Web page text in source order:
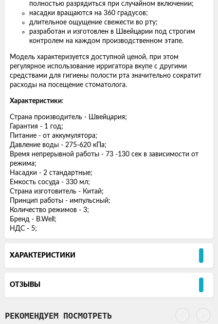
полностью разрядиться при случайном включении;
насадки вращаются на 360 градусов;
длительное ощущение свежести во рту;
разработан и изготовлен в Швейцарии под строгим
контролем на каждом производственном этапе.
Модель характеризуется доступной ценой, при этом
регулярное использование ирригатора вкупе с другими
средствами для гигиены полости рта значительно сократит
расходы на посещение стоматолога.
Характеристики:
Страна производитель - Швейцария;
Гарантия - 1 год;
Питание - от аккумулятора;
Давление воды - 275-620 кПа;
Время непрерывной работы - 73 -130 сек в зависимости от
режима;
Насадки - 2 стандартные;
Емкость сосуда - 330 мл;
Страна изготовитель - Китай;
Принцип работы - импульсный;
Количество режимов - 3;
Бренд - B.Well;
НДС - 5;
ХАРАКТЕРИСТИКИ
ОТЗЫВЫ
РЕКОМЕНДУЕМ ПОСМОТРЕТЬ